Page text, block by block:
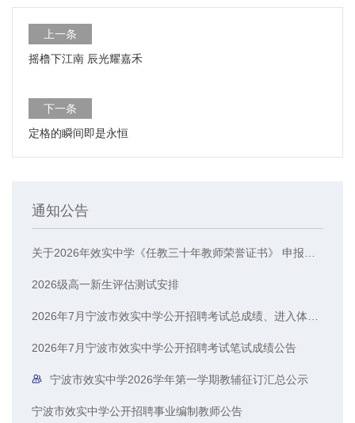
上一条
摇橹下江南 辰光耀嘉禾
下一条
定格的瞬间即是永恒
通知公告
2026级高一新生评估测试安排
2026年7月宁波市效实中学公开招聘考试笔试成绩公告
宁波市效实中学2026学年第一学期教辅征订汇总公示
宁波市效实中学公开招聘事业编制教师公告